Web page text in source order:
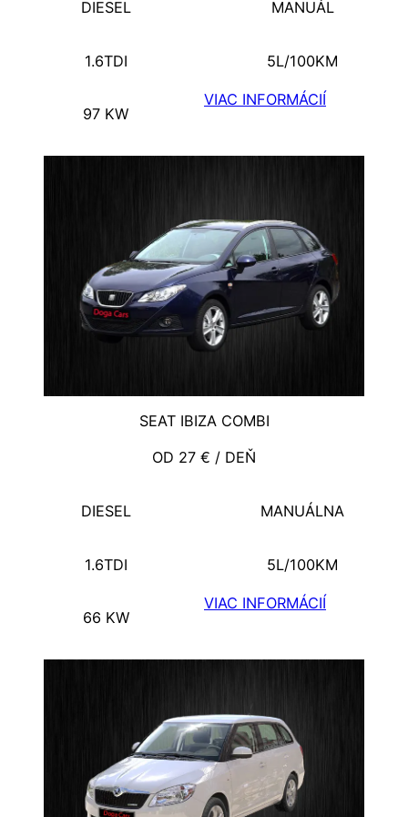
DIESEL MANUÁL
1.6TDI 5L/100KM
97 KW
VIAC INFORMÁCIÍ
SEAT IBIZA COMBI
OD 27 € / DEŇ
DIESEL MANUÁLNA
1.6TDI 5L/100KM
66 KW
VIAC INFORMÁCIÍ